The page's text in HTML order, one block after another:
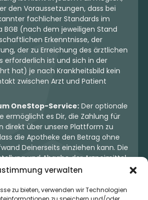
verwalten
zu bieten, verwenden wir Technologien
den Voraussetzungen, dass bei
fachlicher Standards im
BGB (nach dem jeweiligen Stand
Erkenntnisse, der
der zu Erreichung des ärztlichen
erforderlich ist und sich in der
hat) je nach Krankheitsbild kein
zwischen Arzt und Patient
OneStop-Service: Der optionale
ermöglicht es Dir, die Zahlung für
direkt über unsere Plattform zu
die Apotheke den Betrag ohne
Deinerseits einziehen kann. Die
und Abgabe der Arzneimittel
über die jeweilige
Unser OneStop-Service stellt